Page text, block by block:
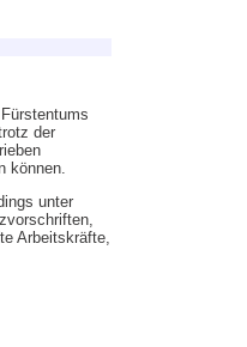
der
können.
unter
Arbeitskräfte,